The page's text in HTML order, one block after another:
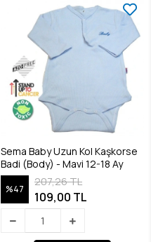
Sema Baby Uzun Kol Kaşkorse
Badi (Body) - Mavi 12-18 Ay
%47
207,26 TL
109,00 TL